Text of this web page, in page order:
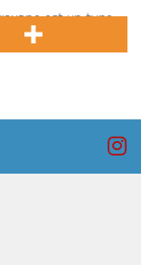
est un type